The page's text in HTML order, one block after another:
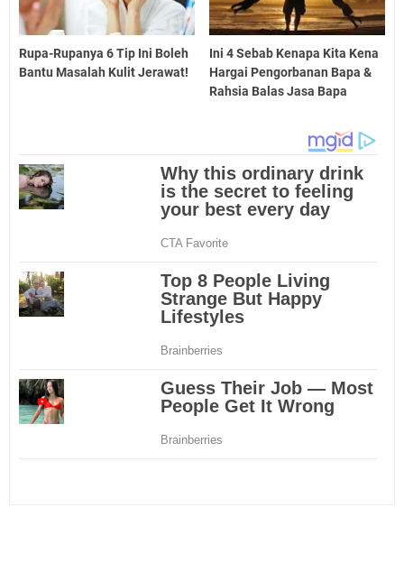
Rupa-Rupanya 6 Tip Ini Boleh
Bantu Masalah Kulit Jerawat!
Ini 4 Sebab Kenapa Kita Kena
Hargai Pengorbanan Bapa &
Rahsia Balas Jasa Bapa